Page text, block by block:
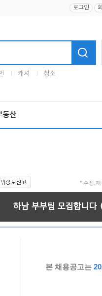
로그인
캐셔 청소
동산
* 수정,
하남 부부팀 모집합니
본 채용공고는